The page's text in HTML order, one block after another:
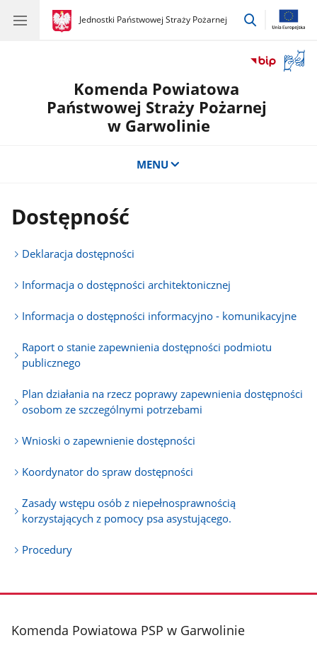
gov.pl
Jednostki Państwowej Straży Pożarnej
gov.pl
Jednostki
przejdź
okno
Komenda Powiatowa
Państwowej Straży Pożarnej
w Garwolinie
MENU
Dostępność
Deklaracja dostępności
Informacja o dostępności architektonicznej
Informacja o dostępności informacyjno - komunikacyjne
Raport o stanie zapewnienia dostępności podmiotu
publicznego
Plan działania na rzecz poprawy zapewnienia dostępności
osobom ze szczególnymi potrzebami
Wnioski o zapewnienie dostępności
Koordynator do spraw dostępności
Zasady wstępu osób z niepełnosprawnością
korzystających z pomocy psa asystującego.
Procedury
stopka
Komenda Powiatowa PSP w Garwolinie